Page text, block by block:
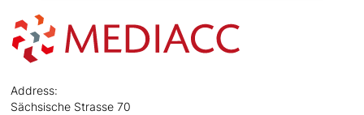
Address:
Sächsische Strasse 70